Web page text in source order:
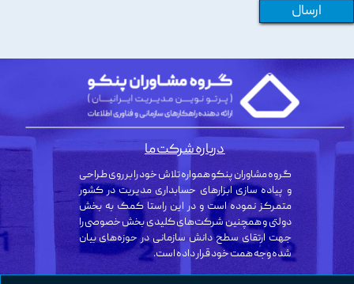
ارسال
گروه مشاوران پنکو همواره تلاش خود را بر روی طراحی
و پیاده سازی ابزارهای حسابداری مدیریت در کشور
متمرکز نموده است و در این راستا کمک به بخش
دولتی و همچنین شرکت‌های کلیدی بخش خصوصی را
جهت ارتقای سطح دانش سازمانی در حوزه‌های بیان
شده وجه همت خود قرار داده است.
درباره شرکت ما